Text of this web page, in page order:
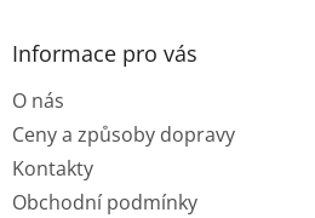
Informace pro vás
O nás
Ceny a způsoby dopravy
Kontakty
Obchodní podmínky